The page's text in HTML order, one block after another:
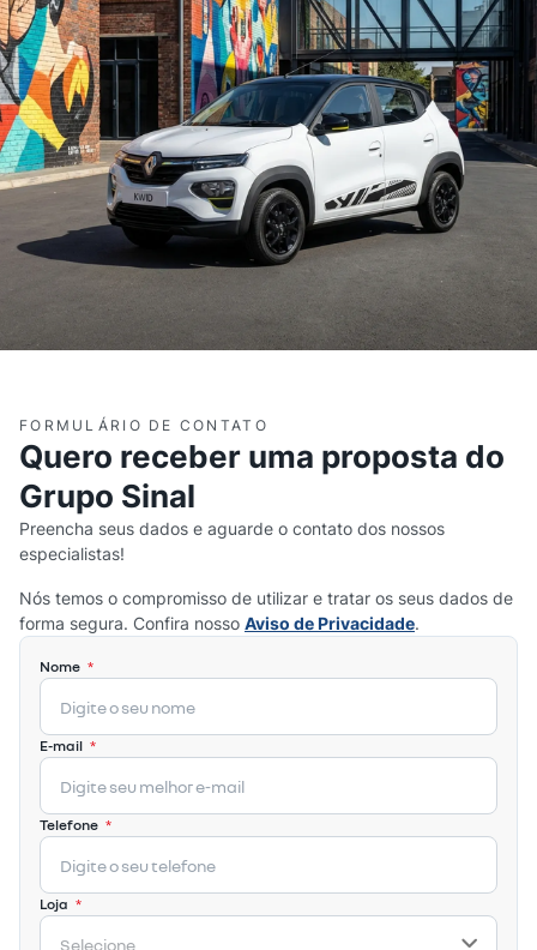
FORMULÁRIO DE CONTATO
Quero receber uma proposta do
Grupo Sinal
Preencha seus dados e aguarde o contato dos nossos
especialistas!
Nós temos o compromisso de utilizar e tratar os seus dados de
forma segura. Confira nosso Aviso de Privacidade.
Nome *
E-mail *
Telefone *
Loja *